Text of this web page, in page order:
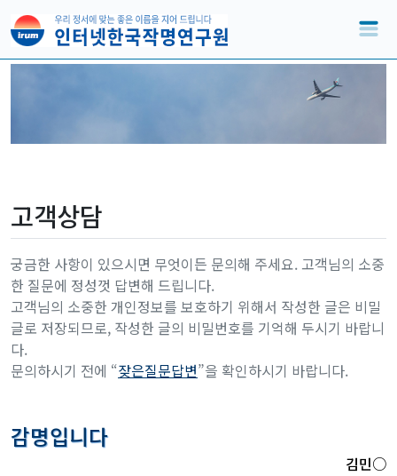
고객상담
궁금한 사항이 있으시면 무엇이든 문의해 주세요. 고객님의 소중
한 질문에 정성껏 답변해 드립니다.
고객님의 소중한 개인정보를 보호하기 위해서 작성한 글은 비밀
글로 저장되므로, 작성한 글의 비밀번호를 기억해 두시기 바랍니
다.
문의하시기 전에 “잦은질문답변”을 확인하시기 바랍니다.
감명입니다
김민○